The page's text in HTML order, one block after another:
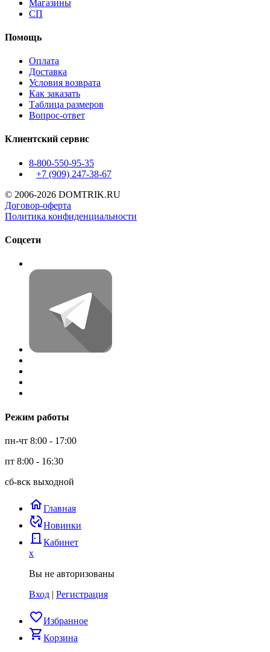
Магазины
СП
Помощь
Оплата
Доставка
Условия возврата
Как заказать
Таблица размеров
Вопрос-ответ
Клиентский сервис
8-800-550-95-35
+7 (909) 247-38-67
© 2006-2026 DOMTRIK.RU
Договор-оферта
Политика конфиденциальности
Соцсети
Режим работы
пн-чт 8:00 - 17:00
пт 8:00 - 16:30
сб-вск выходной
homeГлавная
published_with_changesНовинки
door_back Кабинет
x
Вы не авторизованы
Вход | Регистрация
favorite_borderИзбранное
shopping_cartКорзина